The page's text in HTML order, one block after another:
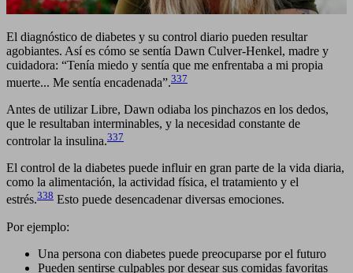
El diagnóstico de diabetes y su control diario pueden resultar
agobiantes. Así es cómo se sentía Dawn Culver-Henkel, madre y
cuidadora: “Tenía miedo y sentía que me enfrentaba a mi propia
muerte... Me sentía encadenada”.337
Antes de utilizar Libre, Dawn odiaba los pinchazos en los dedos,
que le resultaban interminables, y la necesidad constante de
controlar la insulina.337
El control de la diabetes puede influir en gran parte de la vida diaria,
como la alimentación, la actividad física, el tratamiento y el
estrés.338 Esto puede desencadenar diversas emociones.
Por ejemplo:
Una persona con diabetes puede preocuparse por el futuro
Pueden sentirse culpables por desear sus comidas favoritas